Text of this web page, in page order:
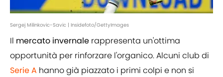
Sergej Milinkovic-Savic | Insidefoto/GettyImages
Il mercato invernale rappresenta un'ottima
opportunità per rinforzare l'organico. Alcuni club di
Serie A hanno già piazzato i primi colpi e non si